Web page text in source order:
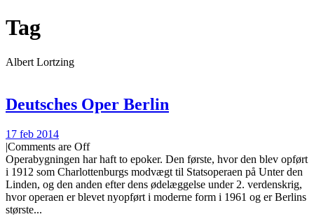
Tag
Albert Lortzing
Deutsches Oper Berlin
17 feb 2014
|Comments are Off
Operabygningen har haft to epoker. Den første, hvor den blev opført
i 1912 som Charlottenburgs modvægt til Statsoperaen på Unter den
Linden, og den anden efter dens ødelæggelse under 2. verdenskrig,
hvor operaen er blevet nyopført i moderne form i 1961 og er Berlins
største...